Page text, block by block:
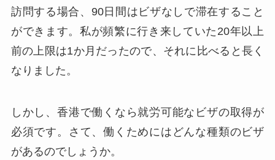
訪問する場合、90日間はビザなしで滞在すること
ができます。私が頻繁に行き来していた20年以上
前の上限は1か月だったので、それに比べると長く
なりました。
しかし、香港で働くなら就労可能なビザの取得が
必須です。さて、働くためにはどんな種類のビザ
があるのでしょうか。